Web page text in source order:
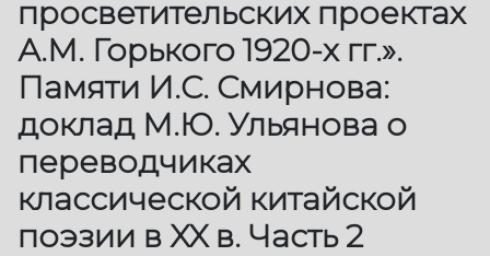
просветительских проектах
А.М. Горького 1920-х гг.».
Памяти И.С. Смирнова:
доклад М.Ю. Ульянова о
переводчиках
классической китайской
поэзии в XX в. Часть 2